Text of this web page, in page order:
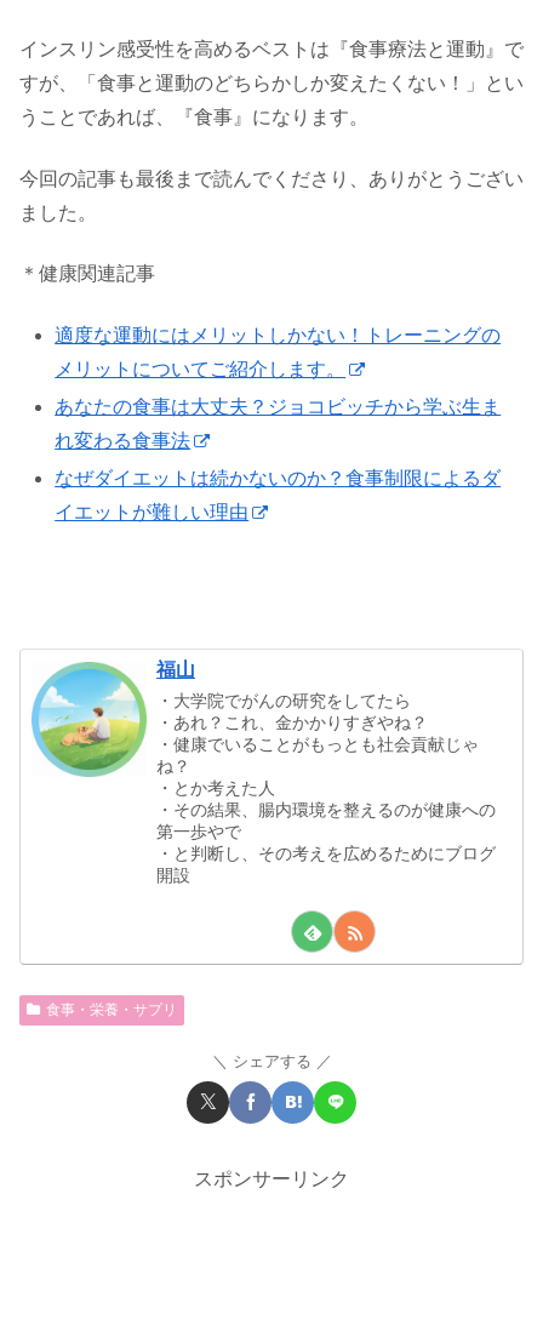
インスリン感受性を高めるベストは『食事療法と運動』で
すが、「食事と運動のどちらかしか変えたくない！」とい
うことであれば、『食事』になります。
今回の記事も最後まで読んでくださり、ありがとうござい
ました。
＊健康関連記事
適度な運動にはメリットしかない！トレーニングの
メリットについてご紹介します。
あなたの食事は大丈夫？ジョコビッチから学ぶ生ま
れ変わる食事法
なぜダイエットは続かないのか？食事制限によるダ
イエットが難しい理由
福山
・大学院でがんの研究をしてたら
・あれ？これ、金かかりすぎやね？
・健康でいることがもっとも社会貢献じゃ
ね？
・とか考えた人
・その結果、腸内環境を整えるのが健康への
第一歩やで
・と判断し、その考えを広めるためにブログ
開設
食事・栄養・サプリ
シェアする
スポンサーリンク